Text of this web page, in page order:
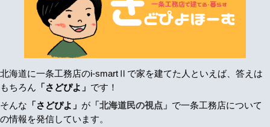
北海道に一条工務店のi-smartⅡで家を建てた人といえば、答えは
もちろん 「さどぴよ」 です！
そんな 「さどぴよ」 が 「北海道民の視点」 で一条工務店について
の情報を発信しています。